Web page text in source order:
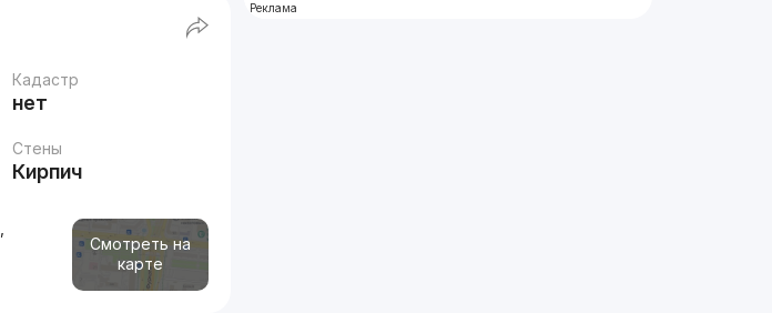
Кадастр
нет
Стены
Кирпич
Смотреть на
карте
Реклама